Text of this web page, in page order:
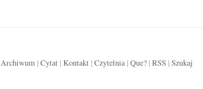
Archiwum| Cytat| Kontakt| Czytelnia| Que?| RSS | Szukaj